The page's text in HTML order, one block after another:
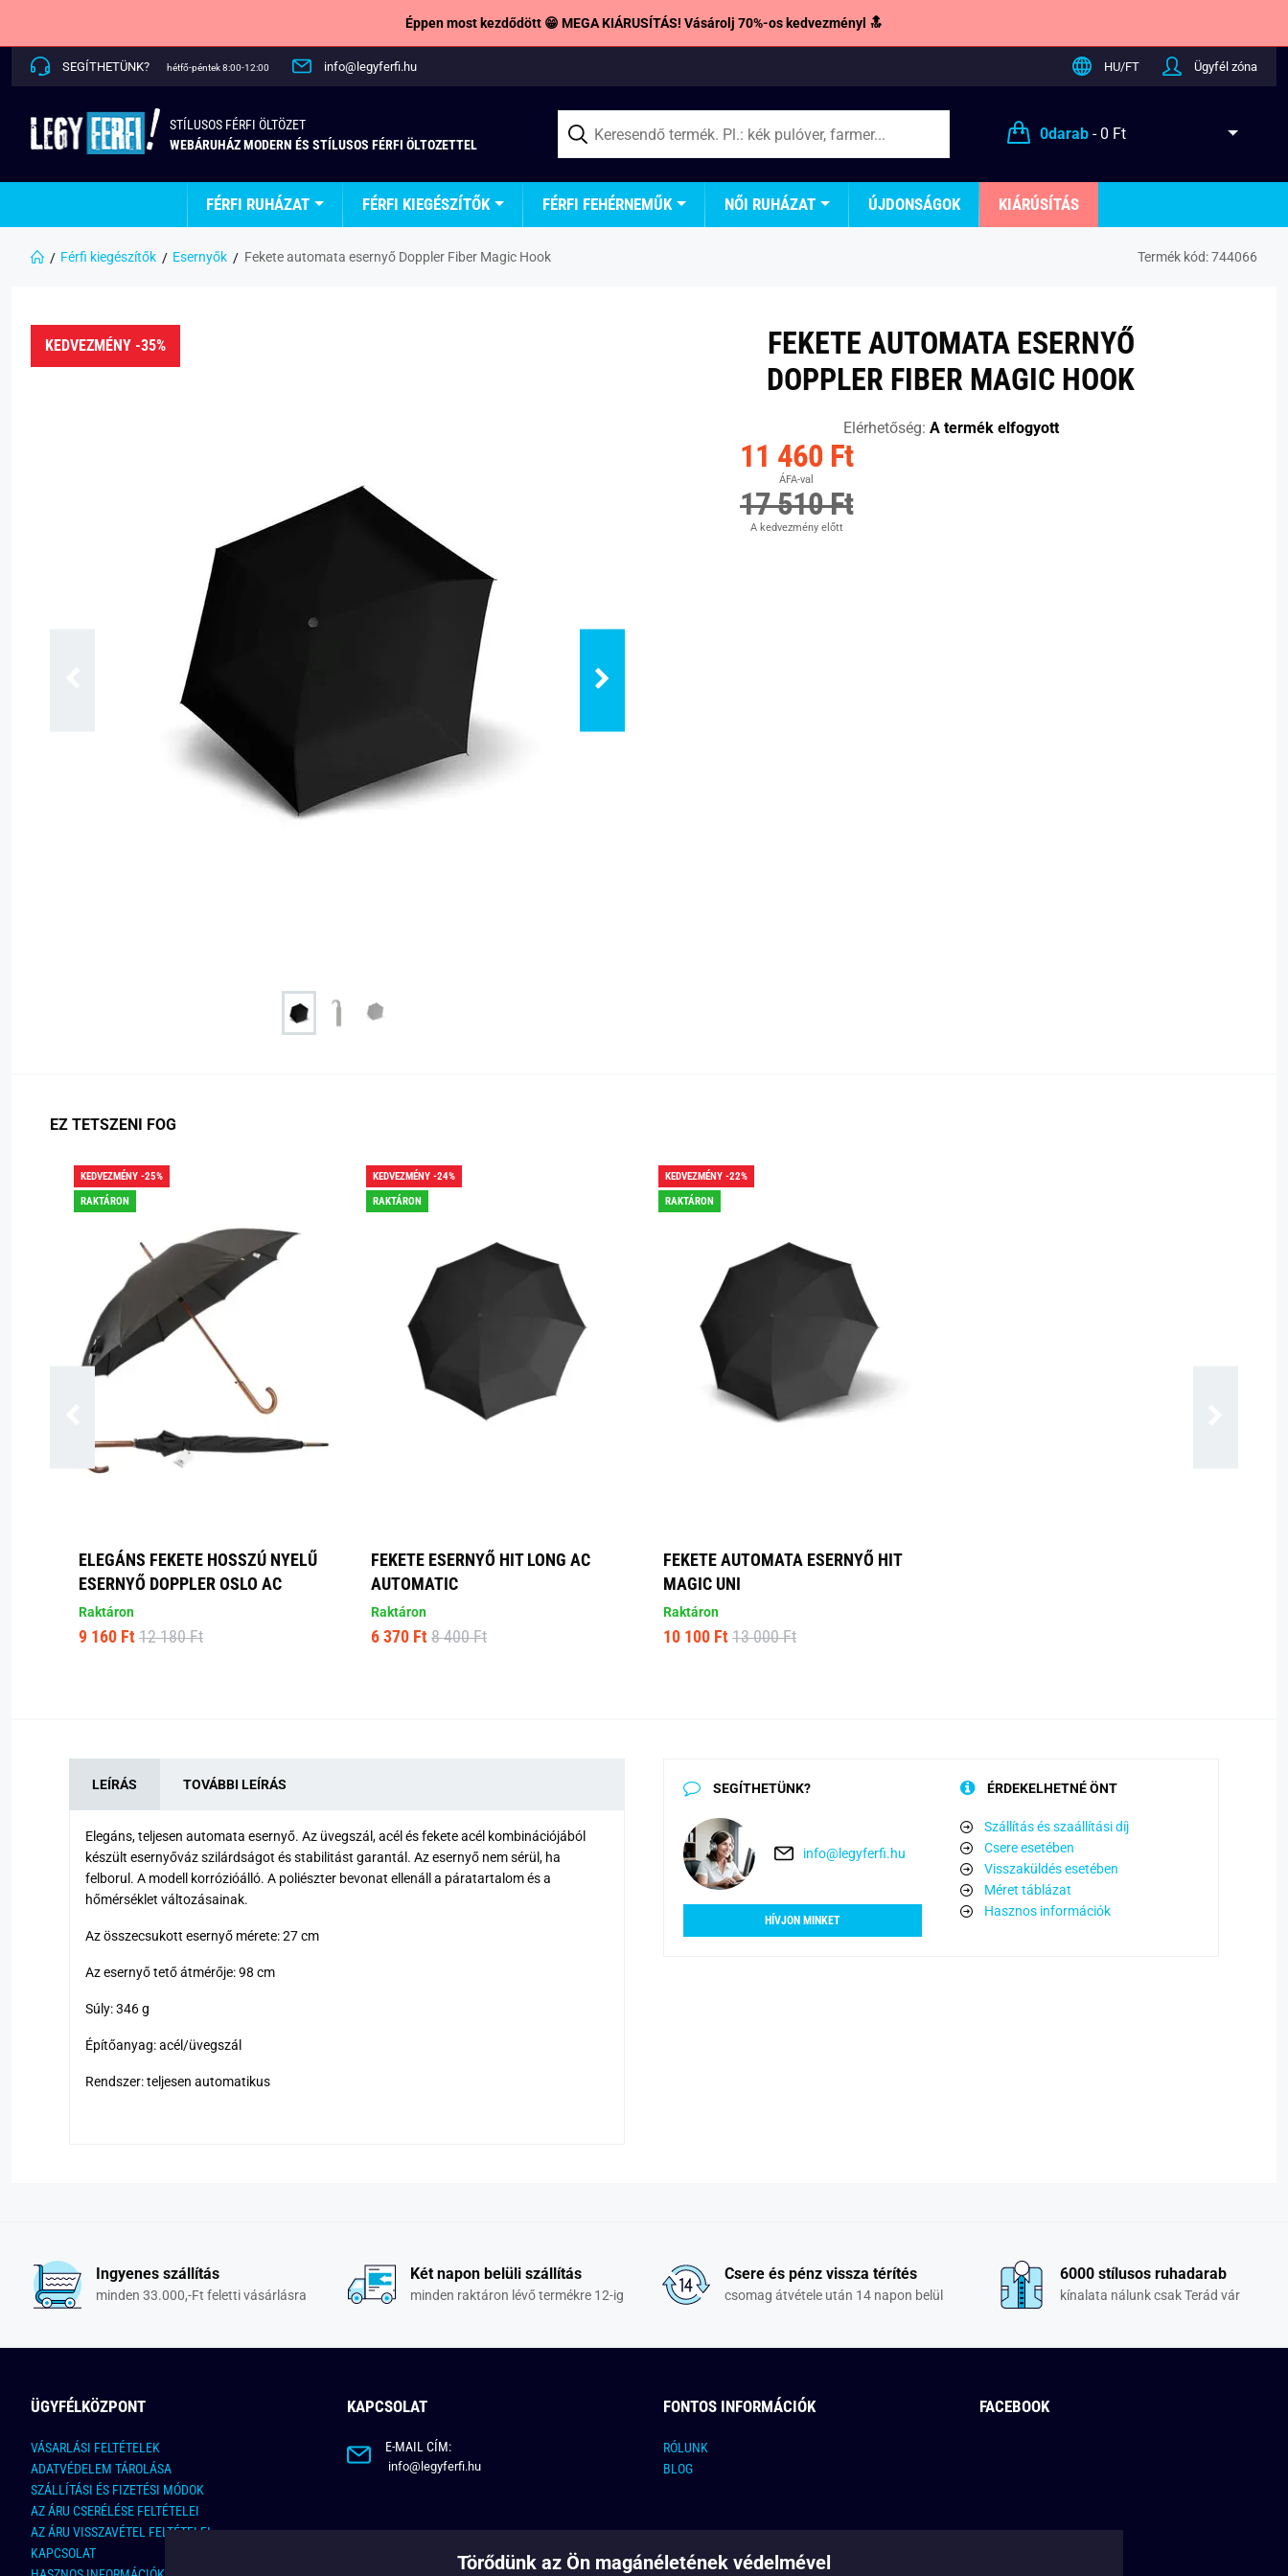
Éppen most kezdődött 😁 MEGA KIÁRUSÍTÁS! Vásárolj 70%-os kedvezményl 🔝
SEGÍTHETÜNK? hétfő-péntek 8:00-12:00 info@legyferfi.hu HU/FT Ügyfél zóna
STÍLUSOS FÉRFI ÖLTÖZET
WEBÁRUHÁZ MODERN ÉS STÍLUSOS FÉRFI ÖLTOZETTEL
0darab- 0 Ft
FÉRFI RUHÁZAT FÉRFI KIEGÉSZÍTŐK FÉRFI FEHÉRNEMŰK NŐI RUHÁZAT ÚJDONSÁGOK KIÁRÚSÍTÁS
Férfi kiegészítők Esernyők Fekete automata esernyő Doppler Fiber Magic Hook Termék kód:744066
KEDVEZMÉNY -35%
FEKETE AUTOMATA ESERNYŐ
DOPPLER FIBER MAGIC HOOK
Elérhetőség: A termék elfogyott
11 460 Ft
ÁFA-val
17 510 Ft
A kedvezmény előtt
EZ TETSZENI FOG
KEDVEZMÉNY -25%
RAKTÁRON
ELEGÁNS FEKETE HOSSZÚ NYELŰ
ESERNYŐ DOPPLER OSLO AC
Raktáron
9 160 Ft 12 180 Ft
KEDVEZMÉNY -24%
RAKTÁRON
FEKETE ESERNYŐ HIT LONG AC
AUTOMATIC
Raktáron
6 370 Ft 8 400 Ft
KEDVEZMÉNY -22%
RAKTÁRON
FEKETE AUTOMATA ESERNYŐ HIT
MAGIC UNI
Raktáron
10 100 Ft 13 000 Ft
LEÍRÁS TOVÁBBI LEÍRÁS
Elegáns, teljesen automata esernyő. Az üvegszál, acél és fekete acél kombinációjából
készült esernyőváz szilárdságot és stabilitást garantál. Az esernyő nem sérül, ha
felborul. A modell korrózióálló. A poliészter bevonat ellenáll a páratartalom és a
hőmérséklet változásainak.
Az összecsukott esernyő mérete: 27 cm
Az esernyő tető átmérője: 98 cm
Súly: 346 g
Építőanyag: acél/üvegszál
Rendszer: teljesen automatikus
SEGÍTHETÜNK?
info@legyferfi.hu
HÍVJON MINKET
ÉRDEKELHETNÉ ÖNT
Szállítás és szaállítási díj
Csere esetében
Visszaküldés esetében
Méret táblázat
Hasznos információk
Ingyenes szállítás
minden 33.000,-Ft feletti vásárlásra
Két napon belüli szállítás
minden raktáron lévő termékre 12-ig
Csere és pénz vissza térítés
csomag átvétele után 14 napon belül
6000 stílusos ruhadarab
kínalata nálunk csak Terád vár
ÜGYFÉLKÖZPONT
VÁSARLÁSI FELTÉTELEK
ADATVÉDELEM TÁROLÁSA
SZÁLLÍTÁSI ÉS FIZETÉSI MÓDOK
AZ ÁRU CSERÉLÉSE FELTÉTELEI
AZ ÁRU VISSZAVÉTEL FELTÉTELEI
KAPCSOLAT
KAPCSOLAT
E-MAIL CÍM:
info@legyferfi.hu
FONTOS INFORMÁCIÓK
RÓLUNK
BLOG
FACEBOOK
Törődünk az Ön magánéletének védelmével